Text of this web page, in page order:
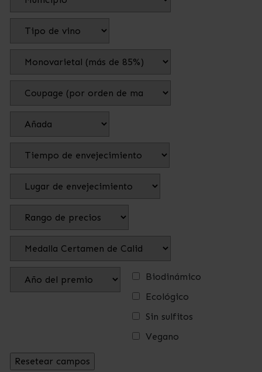
Biodinámico
Ecológico
Sin sulfitos
Vegano